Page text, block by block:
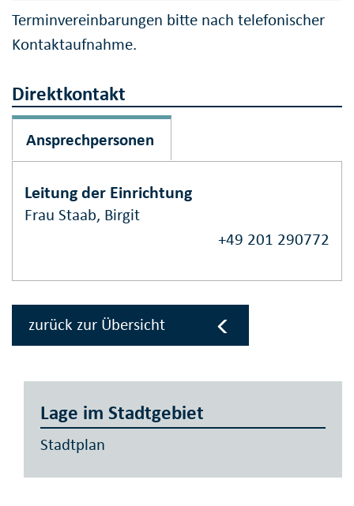
Terminvereinbarungen bitte nach telefonischer
Kontaktaufnahme.
Direktkontakt
Ansprechpersonen
Leitung der Einrichtung
Frau Staab, Birgit
+49 201 290772
zurück zur Übersicht
Lage im Stadtgebiet
Stadtplan